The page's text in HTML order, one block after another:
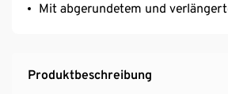
Mit abgerundetem und
Produktbeschreibung